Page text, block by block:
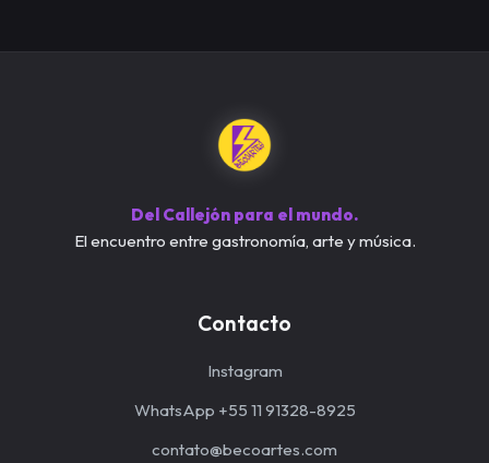
Del Callejón para el mundo.
El encuentro entre gastronomía, arte y música.
Contacto
Instagram
WhatsApp +55 11 91328-8925
contato@becoartes.com